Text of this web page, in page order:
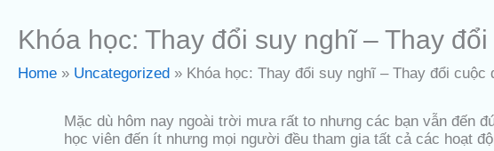
Khóa học: Thay đổi suy nghĩ – Thay
Home Uncategorized Khóa học: Thay đổi suy nghĩ – Thay đổi cuộc
Mặc dù hôm nay ngoài trời mưa rất to nhưng các bạn vẫn đến
học viên đến ít nhưng mọi người đều tham gia tất cả các hoạt